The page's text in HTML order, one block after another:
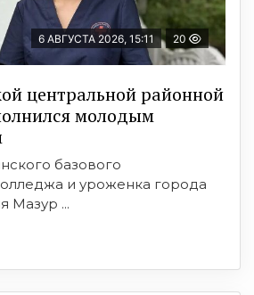
6 АВГУСТА 2026, 15:11 20
центральной районной
молодым
базового
и уроженка города
Мазур ...